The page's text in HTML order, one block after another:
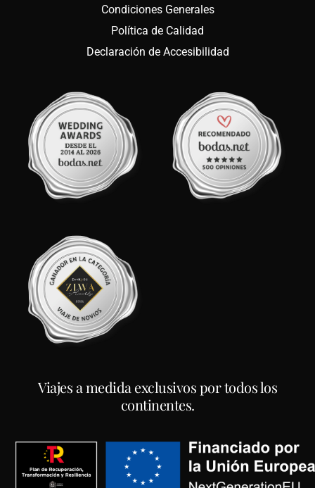
Condiciones Generales
Política de Calidad
Declaración de Accesibilidad
Viajes a medida exclusivos por todos los
continentes.